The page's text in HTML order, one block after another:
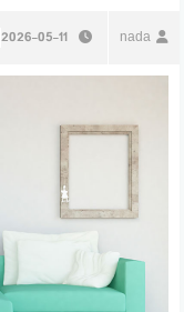
nada
2026-05-11